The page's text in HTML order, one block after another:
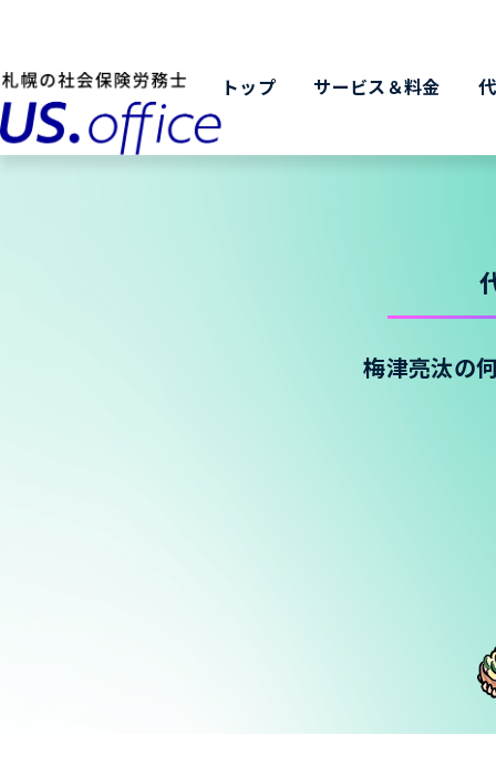
トップ サービス＆料金
梅津亮汰の